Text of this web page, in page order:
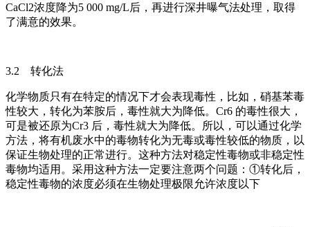
CaCl2浓度降为5 000 mg/L后，再进行深井曝气法处理，取得
了满意的效果。
3.2 转化法
化学物质只有在特定的情况下才会表现毒性，比如，硝基苯毒
性较大，转化为苯胺后，毒性就大为降低。Cr6 的毒性很大，
可是被还原为Cr3 后，毒性就大为降低。所以，可以通过化学
方法，将有机废水中的毒物转化为无毒或毒性较低的物质，以
保证生物处理的正常进行。这种方法对稳定性毒物或非稳定性
毒物均适用。采用这种方法一定要注意两个问题：①转化后，
稳定性毒物的浓度必须在生物处理极限允许浓度以下